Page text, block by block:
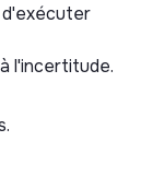
Synergie
(Bill &
Economic
l'incertitude.